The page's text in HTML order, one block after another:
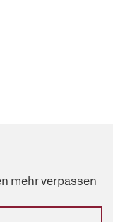
mehr verpassen